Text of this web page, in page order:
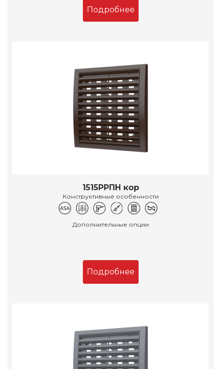
Подробнее
1515РРПН кор
Конструктивные особенности
Дополнительные опции
Подробнее